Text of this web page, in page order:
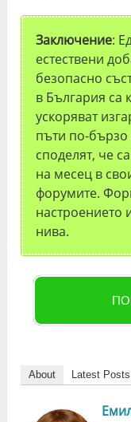
Заключение:
естествени
безопасно
в България са
ускоряват
пъти по-бързо
споделят, че
на месец в
форумите.
настроението
нива.
About Latest Posts